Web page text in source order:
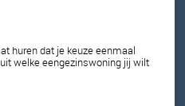
huren dat je keuze eenmaal
welke eengezinswoning jij wilt